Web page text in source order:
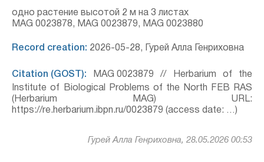
одно растение высотой 2 м на 3 листах
MAG 0023878, MAG 0023879, MAG 0023880
Record creation: 2026-05-28, Гурей Алла Генриховна
Citation (GOST): MAG 0023879 // Herbarium of the
Institute of Biological Problems of the North FEB RAS
(Herbarium MAG) URL:
https://re.herbarium.ibpn.ru/0023879 (access date: …)
Гурей Алла Генриховна, 28.05.2026 00:53